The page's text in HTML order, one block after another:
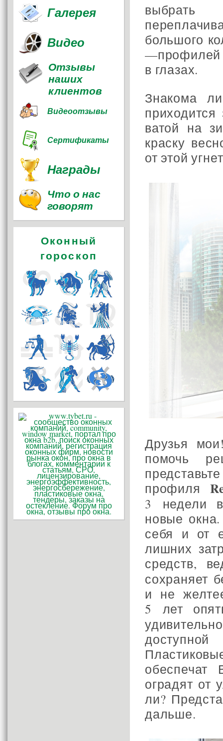
большого
—профилей
в глазах.
Знакома
приходится
ватой на
краску
от этой
Друзья
помочь
профиля
3 недели
новые
себя и от
лишних
средств,
сохраняет
и не
5 лет
оградят от
ли?
дальше.
Галерея
Видео
Отзывы
наших
клиентов
Видеоотзывы
Сертификаты
Награды
Что о нас
говорят
Оконный
гороскоп